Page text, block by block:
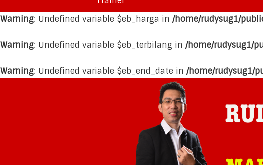
Warning: Undefined variable $eb_harga in /home/rudysug1/
Warning: Undefined variable $eb_terbilang in /home/rudysug1/
Warning: Undefined variable $eb_end_date in /home/rudysug1/